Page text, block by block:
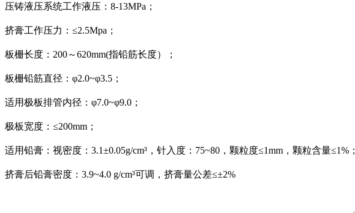
压铸液压系统工作液压：8-13MPa；
挤膏工作压力：≤2.5Mpa；
板栅长度：200～620mm(指铅筋长度）；
板栅铅筋直径：φ2.0~φ3.5；
适用极板排管内径：φ7.0~φ9.0；
极板宽度：≤200mm；
适用铅膏：视密度：3.1±0.05g/cm³，针入度：75~80，颗粒度≤1mm，颗粒含量≤1%；
挤膏后铅膏密度：3.9~4.0 g/cm³可调，挤膏量公差≤±2%